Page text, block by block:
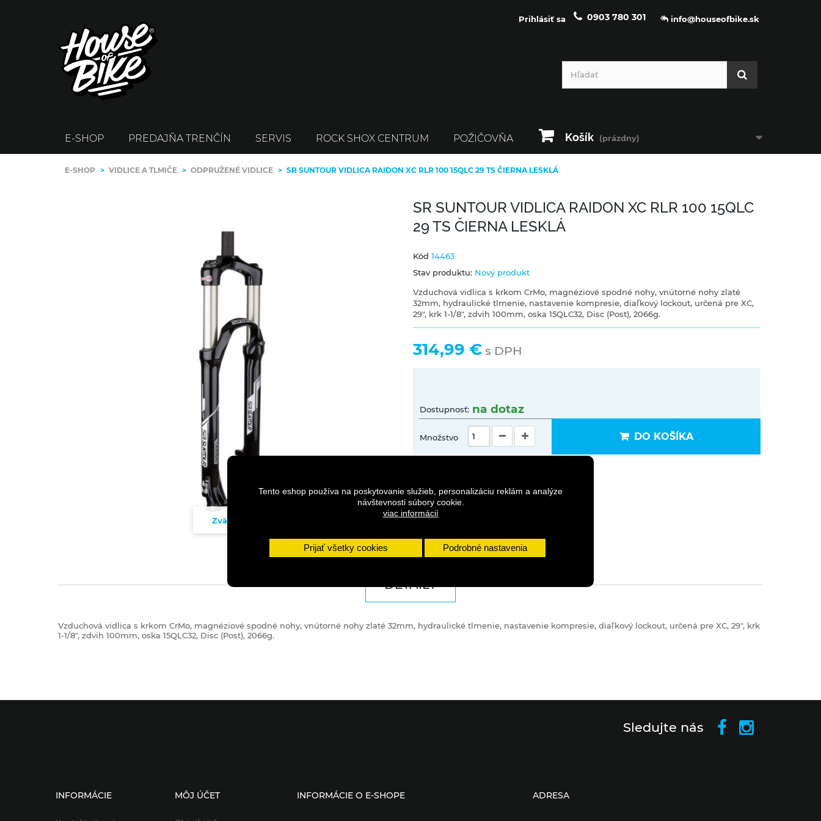
Tento eshop používa na poskytovanie služieb, personalizáciu reklám a analýze
návštevnosti súbory cookie.
viac informácií
Prijať všetky cookies Podrobné nastavenia
info@houseofbike.sk
0903 780 301
Prihlásiť sa
Košík (prázdny)
E-SHOP PREDAJŇA TRENČÍN SERVIS ROCK SHOX CENTRUM POŽIČOVŇA
E-SHOP > VIDLICE A TLMIČE > ODPRUŽENÉ VIDLICE > SR SUNTOUR VIDLICA RAIDON XC RLR 100 15QLC 29 TS ČIERNA LESKLÁ
Zväčšiť
SR SUNTOUR VIDLICA RAIDON XC RLR 100 15QLC
29 TS ČIERNA LESKLÁ
Kód 14463
Stav produktu: Nový produkt
Vzduchová vidlica s krkom CrMo, magnéziové spodné nohy, vnútorné nohy zlaté
32mm, hydraulické tlmenie, nastavenie kompresie, diaľkový lockout, určená pre XC,
29", krk 1-1/8", zdvih 100mm, oska 15QLC32, Disc (Post), 2066g.
314,99 € s DPH
Dostupnosť: na dotaz
Množstvo DO KOŠÍKA
DETAILY
Vzduchová vidlica s krkom CrMo, magnéziové spodné nohy, vnútorné nohy zlaté 32mm, hydraulické tlmenie, nastavenie kompresie, diaľkový lockout, určená pre XC, 29", krk
1-1/8", zdvih 100mm, oska 15QLC32, Disc (Post), 2066g.
Sledujte nás
INFORMÁCIE MÔJ ÚČET INFORMÁCIE O E-SHOPE ADRESA